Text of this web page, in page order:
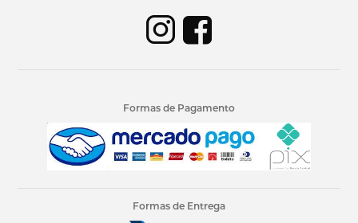
Formas de Pagamento
Formas de Entrega